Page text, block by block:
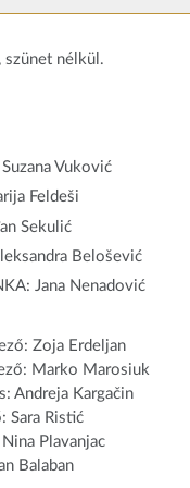
, szünet nélkül.
Vuković
Feldeši
Sekulić
Belošević
Jana Nenadović
Zoja Erdeljan
Marko Marosiuk
Andreja Kargačin
Sara Ristić
Plavanjac
Balaban